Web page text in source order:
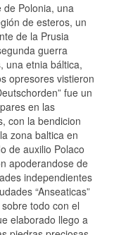
de Polonia, una
de esteros, un
de la Prusia
guerra
una etnia báltica,
opresores vistieron
fue un
en las
con la bendicion
zona baltica en
de auxilio Polaco
apoderandose de
independientes
“Anseaticas”
todo con el
elaborado llego a